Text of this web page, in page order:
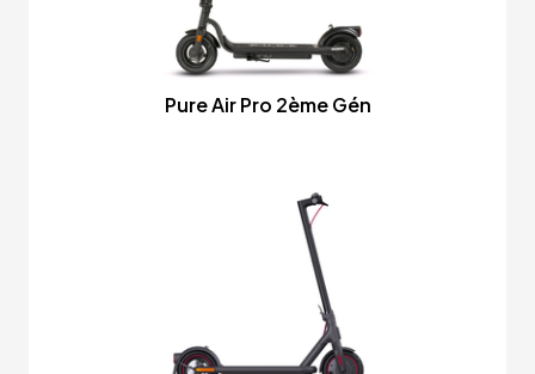
Pure Air Pro 2ème Gén